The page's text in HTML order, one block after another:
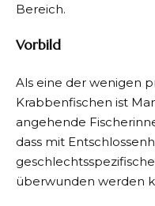
Bereich.
Vorbild
Als eine der wenigen
Krabbenfischen ist
angehende
dass mit
überwunden werden